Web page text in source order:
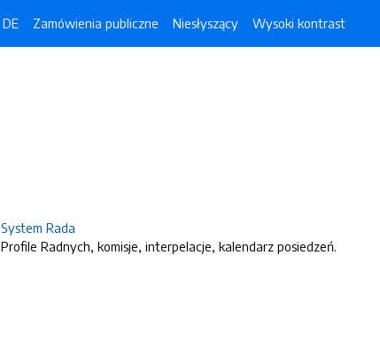
DE Zamówienia publiczne Niesłyszący Wysoki kontrast
System Rada
Profile Radnych, komisje, interpelacje, kalendarz posiedzeń.